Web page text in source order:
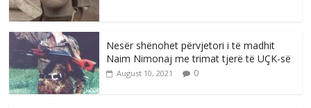
Nesër shënohet përvjetori i të madhit
Naim Nimonaj me trimat tjerë të UÇK-së
August 10, 2021 0